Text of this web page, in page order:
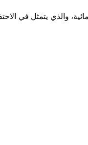
والذي يتمثل في